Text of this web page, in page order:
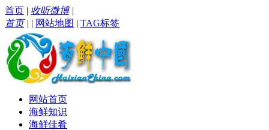
首页 | 收听微博|
首页| | 网站地图 | TAG标签
网站首页
海鲜知识
海鲜佳肴